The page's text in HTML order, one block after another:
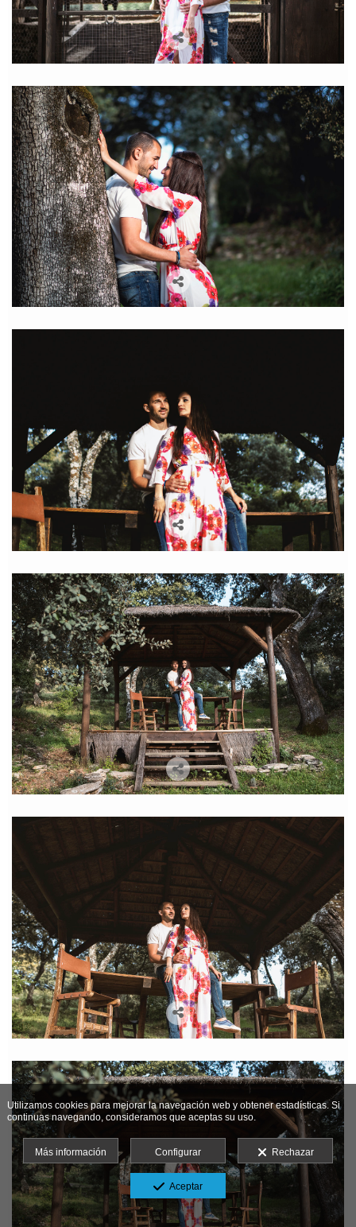
Utilizamos cookies para mejorar la navegación web y obtener estadísticas. Si
continuas navegando, consideramos que aceptas su uso.
Más información Configurar Rechazar
Aceptar